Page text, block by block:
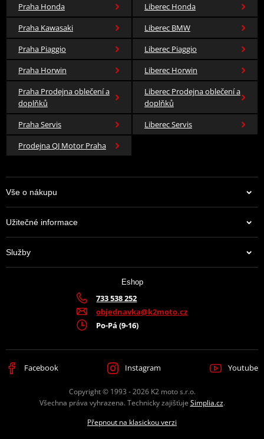
Praha Honda
Liberec Honda
Praha Kawasaki
Liberec BMW
Praha Piaggio
Liberec Piaggio
Praha Horwin
Liberec Horwin
Praha Prodejna oblečení a
doplňků
Liberec Prodejna oblečení a
doplňků
Praha Servis
Liberec Servis
Prodejna QJ Motor Praha
Vše o nákupu
Užitečné informace
Služby
Eshop
733 538 252
objednavka@k2moto.cz
Po-Pá (9-16)
Facebook Instagram Youtube
Copyright © 1993 - 2026 K2 moto s.r.o.
Všechna práva vyhrazena. Technicky zajišťuje Simplia.cz.
Přepnout na klasickou verzi